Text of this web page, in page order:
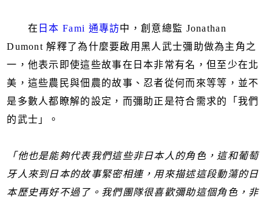
在 日本 Fami 通專訪中，創意總監 Jonathan
Dumont 解釋了為什麼要啟用黑人武士彌助做為主角之
一，他表示即使這些故事在日本非常有名，但至少在北
美，這些農民與佃農的故事、忍者從何而來等等，並不
是多數人都瞭解的設定，而彌助正是符合需求的「我們
的武士」。
「他也是能夠代表我們這些非日本人的角色，這和葡萄
牙人來到日本的故事緊密相連，用來描述這段動蕩的日
本歷史再好不過了。我們團隊很喜歡彌助這個角色，非